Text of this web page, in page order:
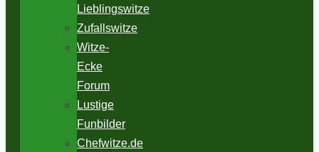
Lieblingswitze
Zufallswitze
Witze-
Ecke
Forum
Lustige
Funbilder
Chefwitze.de